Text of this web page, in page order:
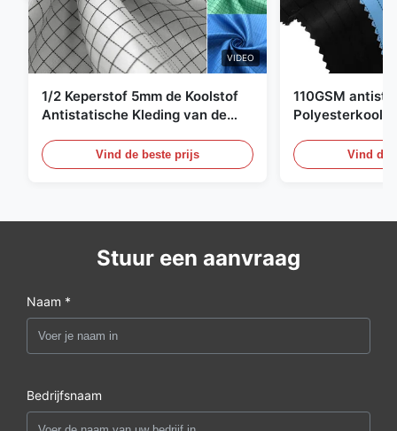
VIDEO
1/2 Keperstof 5mm de Koolstof
Antistatische Kleding van de
Vind de beste prijs
110GSM
Vind de
Stuur een aanvraag
Naam *
Bedrijfsnaam